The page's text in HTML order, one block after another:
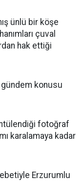
ünlü bir köşe
çuval
hak ettiği
gündem konusu
fotoğraf
karalamaya kadar
Erzurumlu